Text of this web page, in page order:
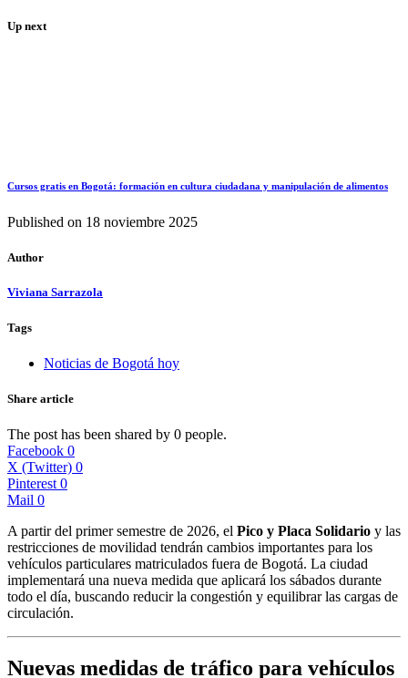
Up next
Cursos gratis en Bogotá: formación en cultura ciudadana y manipulación de alimentos
Published on 18 noviembre 2025
Author
Viviana Sarrazola
Tags
Noticias de Bogotá hoy
Share article
The post has been shared by 0 people.
Facebook 0
X (Twitter) 0
Pinterest 0
Mail 0
A partir del primer semestre de 2026, el Pico y Placa Solidario y las
restricciones de movilidad tendrán cambios importantes para los
vehículos particulares matriculados fuera de Bogotá. La ciudad
implementará una nueva medida que aplicará los sábados durante
todo el día, buscando reducir la congestión y equilibrar las cargas de
circulación.
Nuevas medidas de tráfico para vehículos